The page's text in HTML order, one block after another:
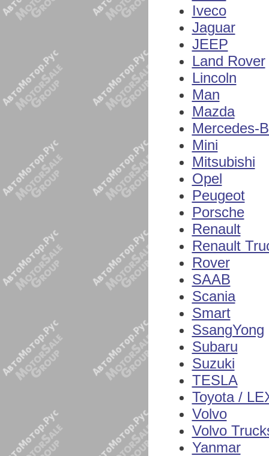
Iveco
Jaguar
JEEP
Land Rover
Lincoln
Man
Mazda
Mercedes-
Mini
Mitsubishi
Opel
Peugeot
Porsche
Renault
Renault
Rover
SAAB
Scania
Smart
SsangYong
Subaru
Suzuki
TESLA
Toyota /
Volvo
Volvo
Yanmar